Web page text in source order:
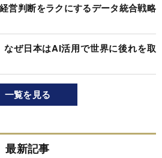
営判断をラクにするデータ統合戦略
なぜ日本はAI活用で世界に後れを取
一覧を見る
最新記事